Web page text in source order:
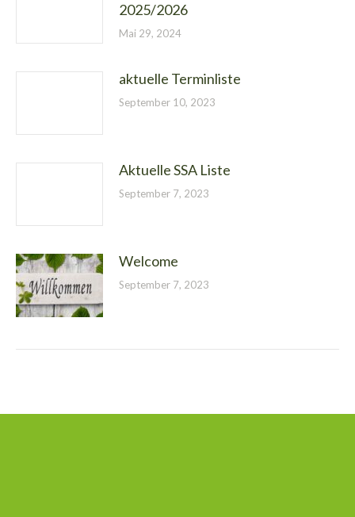
2025/2026
Mai 29, 2024
aktuelle Terminliste
September 10, 2023
Aktuelle SSA Liste
September 7, 2023
Welcome
September 7, 2023